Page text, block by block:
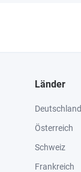
Länder
Deutschland
Österreich
Schweiz
Frankreich